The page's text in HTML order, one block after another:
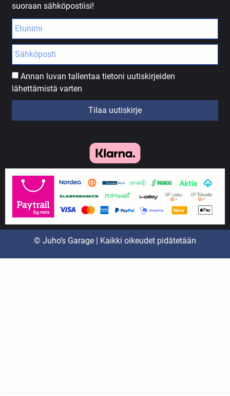
suoraan sähköpostiisi!
Annan luvan tallentaa tietoni uutiskirjeiden
lähettämistä varten
Tilaa uutiskirje
© Juho’s Garage | Kaikki oikeudet pidätetään